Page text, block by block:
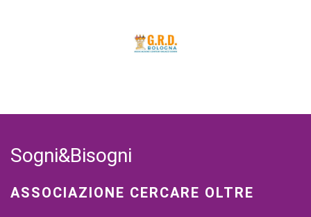
Sogni&Bisogni
ASSOCIAZIONE CERCARE OLTRE